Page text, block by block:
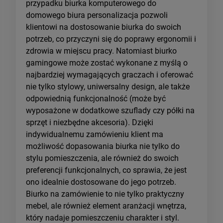
przypadku biurka komputerowego do
domowego biura personalizacja pozwoli
klientowi na dostosowanie biurka do swoich
potrzeb, co przyczyni się do poprawy ergonomii i
zdrowia w miejscu pracy. Natomiast biurko
gamingowe może zostać wykonane z myślą o
najbardziej wymagających graczach i oferować
nie tylko stylowy, uniwersalny design, ale także
odpowiednią funkcjonalność (może być
wyposażone w dodatkowe szuflady czy półki na
sprzęt i niezbędne akcesoria). Dzięki
indywidualnemu zamówieniu klient ma
możliwość dopasowania biurka nie tylko do
stylu pomieszczenia, ale również do swoich
preferencji funkcjonalnych, co sprawia, że jest
ono idealnie dostosowane do jego potrzeb.
Biurko na zamówienie to nie tylko praktyczny
mebel, ale również element aranżacji wnętrza,
który nadaje pomieszczeniu charakter i styl.